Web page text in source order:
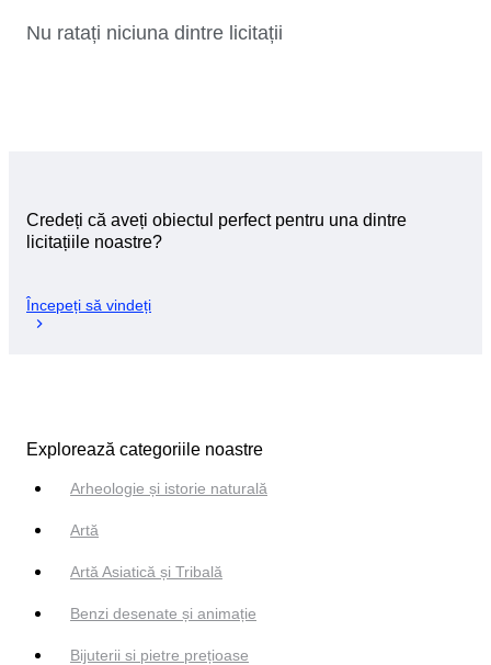
Nu ratați niciuna dintre licitații
Credeți că aveți obiectul perfect pentru una dintre
licitațiile noastre?
Începeți să vindeți
Explorează categoriile noastre
Arheologie și istorie naturală
Artă
Artă Asiatică și Tribală
Benzi desenate și animație
Bijuterii si pietre prețioase